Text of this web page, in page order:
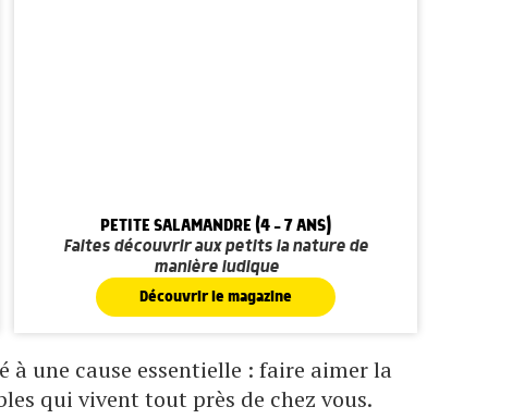
PETITE SALAMANDRE (4 - 7 ANS)
Faites découvrir aux petits la nature de
manière ludique
Découvrir le magazine
une cause essentielle : faire aimer la
qui vivent tout près de chez vous.